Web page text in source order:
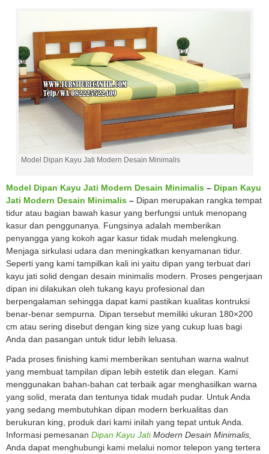
Model Dipan Kayu Jati Modern Desain Minimalis
Model Dipan Kayu Jati Modern Desain Minimalis – Dipan Kayu
Jati Modern Desain Minimalis – Dipan merupakan rangka tempat
tidur atau bagian bawah kasur yang berfungsi untuk menopang
kasur dan penggunanya. Fungsinya adalah memberikan
penyangga yang kokoh agar kasur tidak mudah melengkung.
Menjaga sirkulasi udara dan meningkatkan kenyamanan tidur.
Seperti yang kami tampilkan kali ini yaitu dipan yang terbuat dari
kayu jati solid dengan desain minimalis modern. Proses pengerjaan
dipan ini dilakukan oleh tukang kayu profesional dan
berpengalaman sehingga dapat kami pastikan kualitas kontruksi
benar-benar sempurna. Dipan tersebut memiliki ukuran 180×200
cm atau sering disebut dengan king size yang cukup luas bagi
Anda dan pasangan untuk tidur lebih leluasa.
Pada proses finishing kami memberikan sentuhan warna walnut
yang membuat tampilan dipan lebih estetik dan elegan. Kami
menggunakan bahan-bahan cat terbaik agar menghasilkan warna
yang solid, merata dan tentunya tidak mudah pudar. Untuk Anda
yang sedang membutuhkan dipan modern berkualitas dan
berukuran king, produk dari kami inilah yang tepat untuk Anda.
Informasi pemesanan Dipan Kayu JatiModern Desain Minimalis,
Anda dapat menghubungi kami melalui nomor telepon yang tertera